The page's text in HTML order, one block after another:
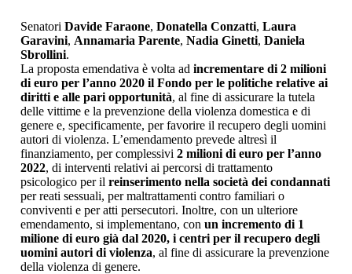
Senatori Davide Faraone, Donatella Conzatti, Laura
Garavini, Annamaria Parente, Nadia Ginetti, Daniela
Sbrollini.
La proposta emendativa è volta ad incrementare di 2 milioni
di euro per l’anno 2020 il Fondo per le politiche relative ai
diritti e alle pari opportunità, al fine di assicurare la tutela
delle vittime e la prevenzione della violenza domestica e di
genere e, specificamente, per favorire il recupero degli uomini
autori di violenza. L’emendamento prevede altresì il
finanziamento, per complessivi 2 milioni di euro per l’anno
2022, di interventi relativi ai percorsi di trattamento
psicologico per il reinserimento nella società dei condannati
per reati sessuali, per maltrattamenti contro familiari o
conviventi e per atti persecutori. Inoltre, con un ulteriore
emendamento, si implementano, con un incremento di 1
milione di euro già dal 2020, i centri per il recupero degli
uomini autori di violenza, al fine di assicurare la prevenzione
della violenza di genere.